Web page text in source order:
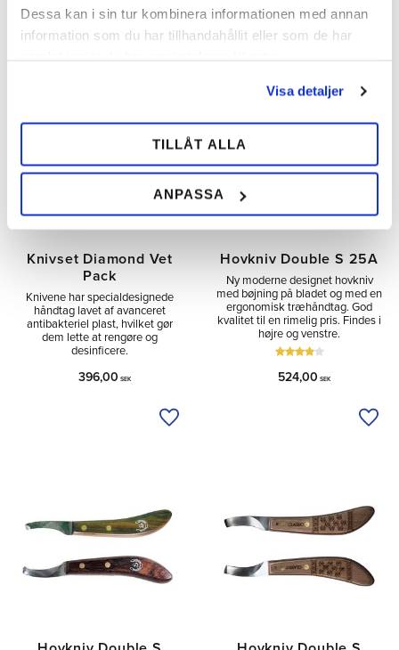
Dessa kan i sin tur kombinera informationen med annan
information som du har tillhandahållit eller som de har
Visa detaljer
TILLÅT ALLA
ANPASSA
Tilføj til ønskeliste
Knivset Diamond Vet
Pack
Knivene har specialdesignede
håndtag lavet af avanceret
antibakteriel plast, hvilket gør
dem lette at rengøre og
desinficere.
396,00 SEK
Tilføj til ønskeliste
Hovkniv Double S 25A
Ny moderne designet hovkniv
med bøjning på bladet og med en
ergonomisk træhåndtag. God
kvalitet til en rimelig pris. Findes i
højre og venstre.
524,00 SEK